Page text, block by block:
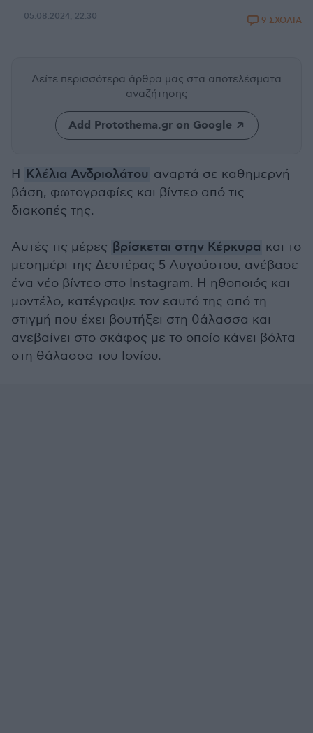
05.08.2024, 22:30 9 ΣΧΟΛΙΑ
Δείτε περισσότερα άρθρα μας στα αποτελέσματα
αναζήτησης
Add Protothema.gr on Google
Η Κλέλια Ανδριολάτου αναρτά σε καθημερνή
βάση, φωτογραφίες και βίντεο από τις
διακοπές της.
Αυτές τις μέρες βρίσκεται στην Κέρκυρα και το
μεσημέρι της Δευτέρας 5 Αυγούστου, ανέβασε
ένα νέο βίντεο στο Instagram. Η ηθοποιός και
μοντέλο, κατέγραψε τον εαυτό της από τη
στιγμή που έχει βουτήξει στη θάλασσα και
ανεβαίνει στο σκάφος με το οποίο κάνει βόλτα
στη θάλασσα του Ιονίου.